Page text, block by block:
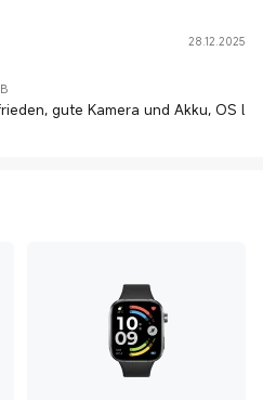
28.12.2025
gute Kamera und Akku, OS l